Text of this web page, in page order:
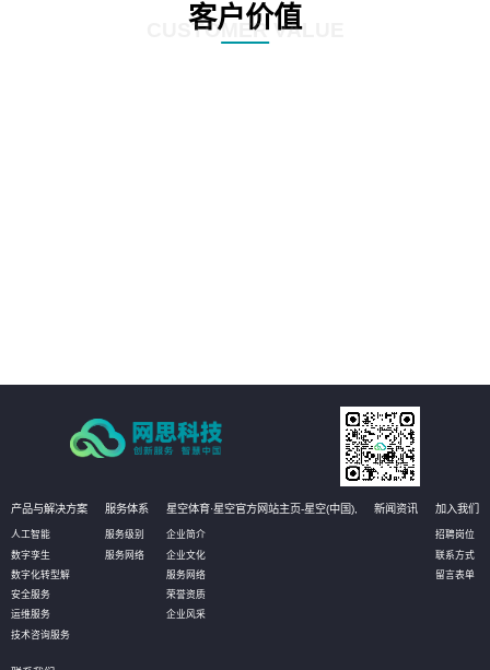
客户价值
CUSTOMER VALUE
产品与解决方案
人工智能
数字孪生
数字化转型解
安全服务
运维服务
技术咨询服务
服务体系
服务级别
服务网络
星空体育·星空官方网站主页-星空(中国),
企业简介
企业文化
服务网络
荣誉资质
企业风采
新闻资讯 加入我们
招聘岗位
联系方式
留言表单